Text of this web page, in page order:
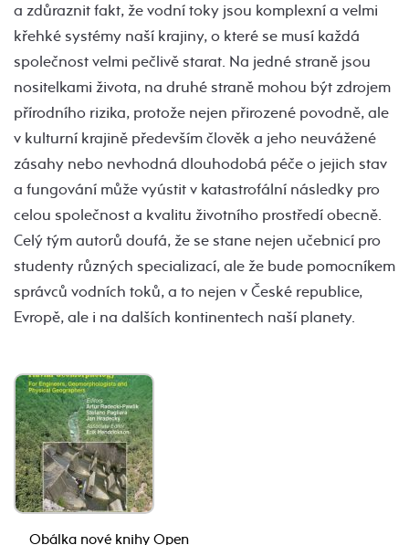
a zdůraznit fakt, že vodní toky jsou komplexní a velmi
křehké systémy naší krajiny, o které se musí každá
společnost velmi pečlivě starat. Na jedné straně jsou
nositelkami života, na druhé straně mohou být zdrojem
přírodního rizika, protože nejen přirozené povodně, ale
v kulturní krajině především člověk a jeho neuvážené
zásahy nebo nevhodná dlouhodobá péče o jejich stav
a fungování může vyústit v katastrofální následky pro
celou společnost a kvalitu životního prostředí obecně.
Celý tým autorů doufá, že se stane nejen učebnicí pro
studenty různých specializací, ale že bude pomocníkem
správců vodních toků, a to nejen v České republice,
Evropě, ale i na dalších kontinentech naší planety.
Obálka nové knihy Open